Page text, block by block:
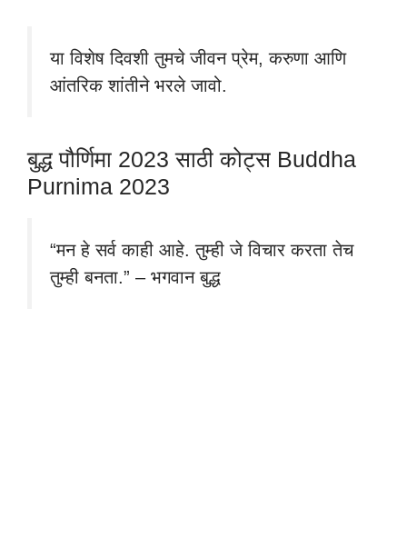
या विशेष दिवशी तुमचे जीवन प्रेम, करुणा आणि
आंतरिक शांतीने भरले जावो.
बुद्ध पौर्णिमा 2023 साठी कोट्स Buddha
Purnima 2023
“मन हे सर्व काही आहे. तुम्ही जे विचार करता तेच
तुम्ही बनता.” – भगवान बुद्ध